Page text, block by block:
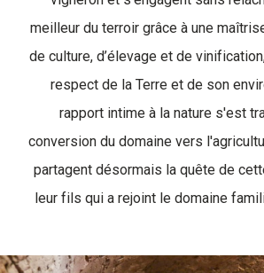
meilleur du terroir grâce à une
de culture, d’élevage et de
respect de la Terre et de son
rapport intime à la nature s'est
conversion du domaine vers
partagent désormais la quête de
leur fils qui a rejoint le domaine